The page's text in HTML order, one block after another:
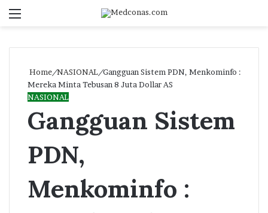
Menu
Home/NASIONAL/Gangguan Sistem PDN, Menkominfo :
Mereka Minta Tebusan 8 Juta Dollar AS
NASIONAL
Gangguan Sistem
PDN,
Menkominfo :